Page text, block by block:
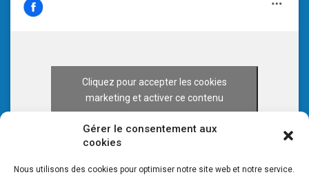
Gérer le consentement aux
cookies
Nous utilisons des cookies pour optimiser notre site web et notre service.
Cliquez pour accepter les cookies
marketing et activer ce contenu